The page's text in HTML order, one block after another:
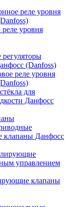
реле уровня
уровня
(Danfoss)
реле уровня
для
Данфосс
клапаны Данфосс
управлением
клапаны